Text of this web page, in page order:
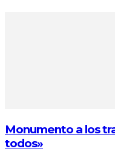
Monumento a los
todos»